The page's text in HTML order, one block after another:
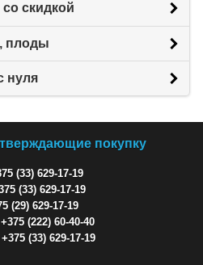
скидкой
плоды
нуля
покупку
(33) 629-17-19
(33) 629-17-19
(29) 629-17-19
(222) 60-40-40
(33) 629-17-19